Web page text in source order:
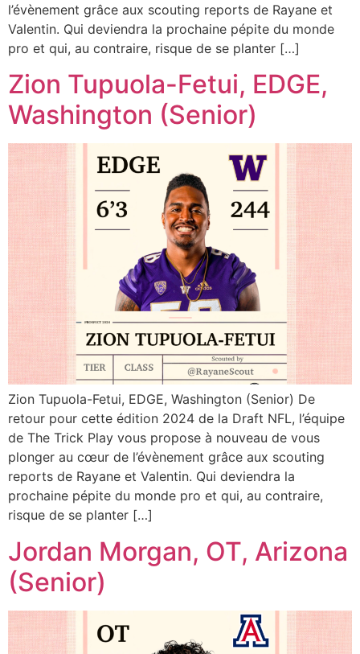
l’évènement grâce aux scouting reports de Rayane et
Valentin. Qui deviendra la prochaine pépite du monde
pro et qui, au contraire, risque de se planter […]
Zion Tupuola-Fetui, EDGE,
Washington (Senior)
Zion Tupuola-Fetui, EDGE, Washington (Senior) De
retour pour cette édition 2024 de la Draft NFL, l’équipe
de The Trick Play vous propose à nouveau de vous
plonger au cœur de l’évènement grâce aux scouting
reports de Rayane et Valentin. Qui deviendra la
prochaine pépite du monde pro et qui, au contraire,
risque de se planter […]
Jordan Morgan, OT, Arizona
(Senior)